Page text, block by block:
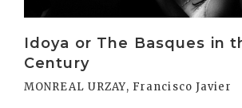
Idoya or The Basques in
Century
MONREAL URZAY, Francisco Javier